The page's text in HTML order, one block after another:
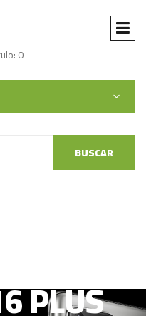
0
BUSCAR
PLUS